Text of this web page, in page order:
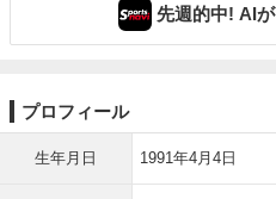
先週的中! AI
プロフィール
生年月日 1991年4月4日